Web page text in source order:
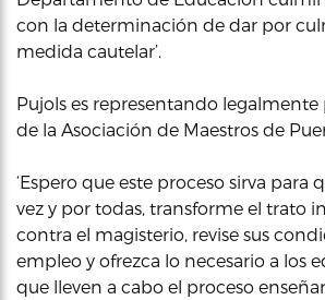
con la determinación de dar por
medida cautelar’.
Pujols es representando legalmente
de la Asociación de Maestros de
‘Espero que este proceso sirva para
vez y por todas, transforme el trato
contra el magisterio, revise sus
empleo y ofrezca lo necesario a los
que lleven a cabo el proceso